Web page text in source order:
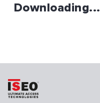
Downloading...